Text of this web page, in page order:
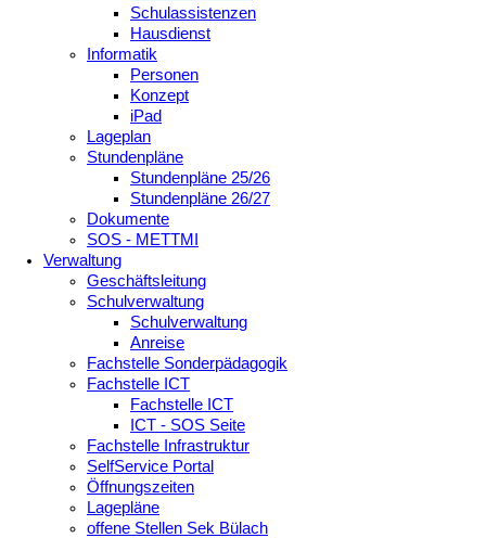
Schulassistenzen
Hausdienst
Informatik
Personen
Konzept
iPad
Lageplan
Stundenpläne
Stundenpläne 25/26
Stundenpläne 26/27
Dokumente
SOS - METTMI
Verwaltung
Geschäftsleitung
Schulverwaltung
Schulverwaltung
Anreise
Fachstelle Sonderpädagogik
Fachstelle ICT
Fachstelle ICT
ICT - SOS Seite
Fachstelle Infrastruktur
SelfService Portal
Öffnungszeiten
Lagepläne
offene Stellen Sek Bülach